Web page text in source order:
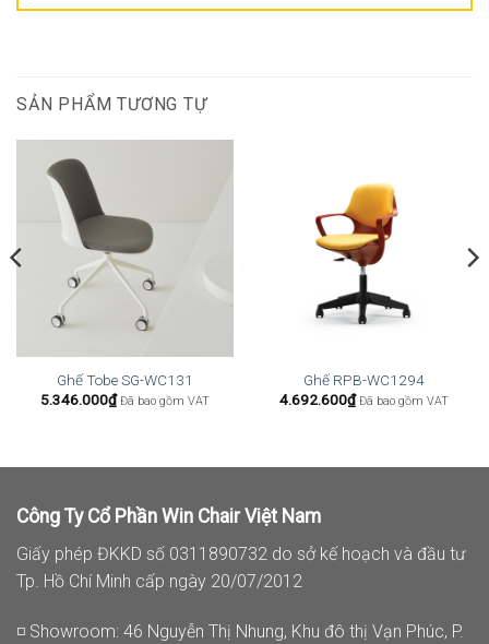
SẢN PHẨM TƯƠNG TỰ
Ghế Tobe SG-WC131
5.346.000₫ Đã bao gồm VAT
Ghế RPB-WC1294
4.692.600₫ Đã bao gồm VAT
Công Ty Cổ Phần Win Chair Việt Nam
Giấy phép ĐKKD số 0311890732 do sở kế hoạch và đầu tư
Tp. Hồ Chí Minh cấp ngày 20/07/2012
◽ Showroom: 46 Nguyễn Thị Nhung, Khu đô thị Vạn Phúc, P.